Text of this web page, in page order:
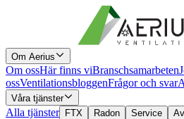
Om Aerius
Om ossHär finns viBranschsamarbeten
ossVentilationsbloggenFrågor och svar
Våra tjänster
Alla tjänster FTX Radon Service